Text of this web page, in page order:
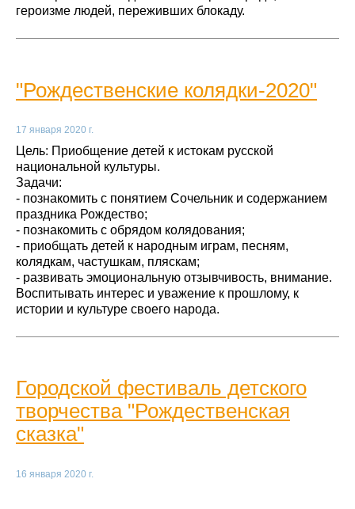
героизме людей, переживших блокаду.
"Рождественские колядки-2020"
17 января 2020 г.
Цель: Приобщение детей к истокам русской
национальной культуры.
Задачи:
- познакомить с понятием Сочельник и содержанием
праздника Рождество;
- познакомить с обрядом колядования;
- приобщать детей к народным играм, песням,
колядкам, частушкам, пляскам;
- развивать эмоциональную отзывчивость, внимание.
Воспитывать интерес и уважение к прошлому, к
истории и культуре своего народа.
Городской фестиваль детского
творчества "Рождественская
сказка"
16 января 2020 г.